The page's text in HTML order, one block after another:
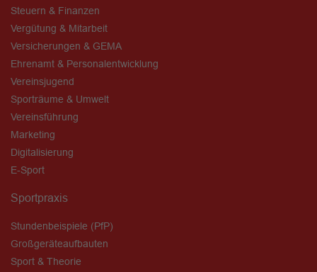
Steuern & Finanzen
Vergütung & Mitarbeit
Versicherungen & GEMA
Ehrenamt & Personalentwicklung
Vereinsjugend
Sporträume & Umwelt
Vereinsführung
Marketing
Digitalisierung
E-Sport
Sportpraxis
Stundenbeispiele (PfP)
Großgeräteaufbauten
Sport & Theorie